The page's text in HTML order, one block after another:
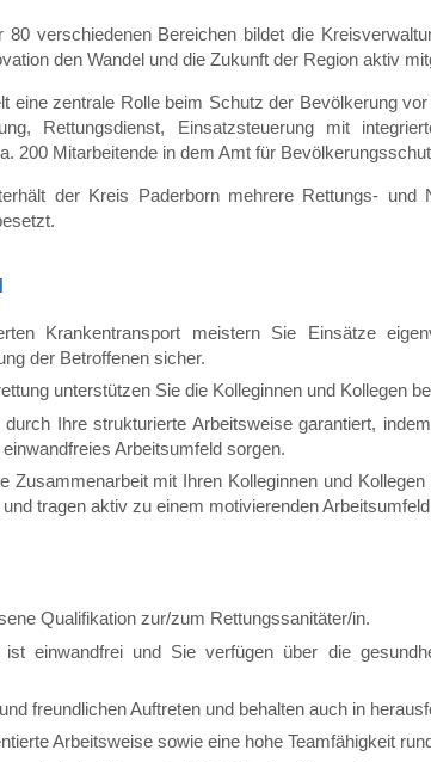
verschiedenen Bereichen bildet die
den Wandel und die Zukunft der Region aktiv
eine zentrale Rolle beim Schutz der Bevölkerung
Rettungsdienst, Einsatzsteuerung mit
200 Mitarbeitende in dem Amt für
der Kreis Paderborn mehrere Rettungs- und
Krankentransport meistern Sie Einsätze
der Betroffenen sicher.
unterstützen Sie die Kolleginnen und Kollegen
Ihre strukturierte Arbeitsweise garantiert,
Arbeitsumfeld sorgen.
Zusammenarbeit mit Ihren Kolleginnen und
tragen aktiv zu einem motivierenden
Qualifikation zur/zum Rettungssanitäter/in.
ist einwandfrei und Sie verfügen über die
freundlichen Auftreten und behalten auch in
Arbeitsweise sowie eine hohe Teamfähigkeit